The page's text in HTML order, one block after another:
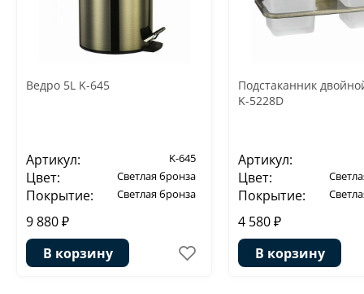
Ведро 5L K-645
Артикул: K-645
Цвет: Светлая бронза
Покрытие: Светлая бронза
9 880 ₽
В корзину
Подстаканник
K-5228D
Артикул:
Цвет:
Покрытие:
4 580 ₽
В корзину